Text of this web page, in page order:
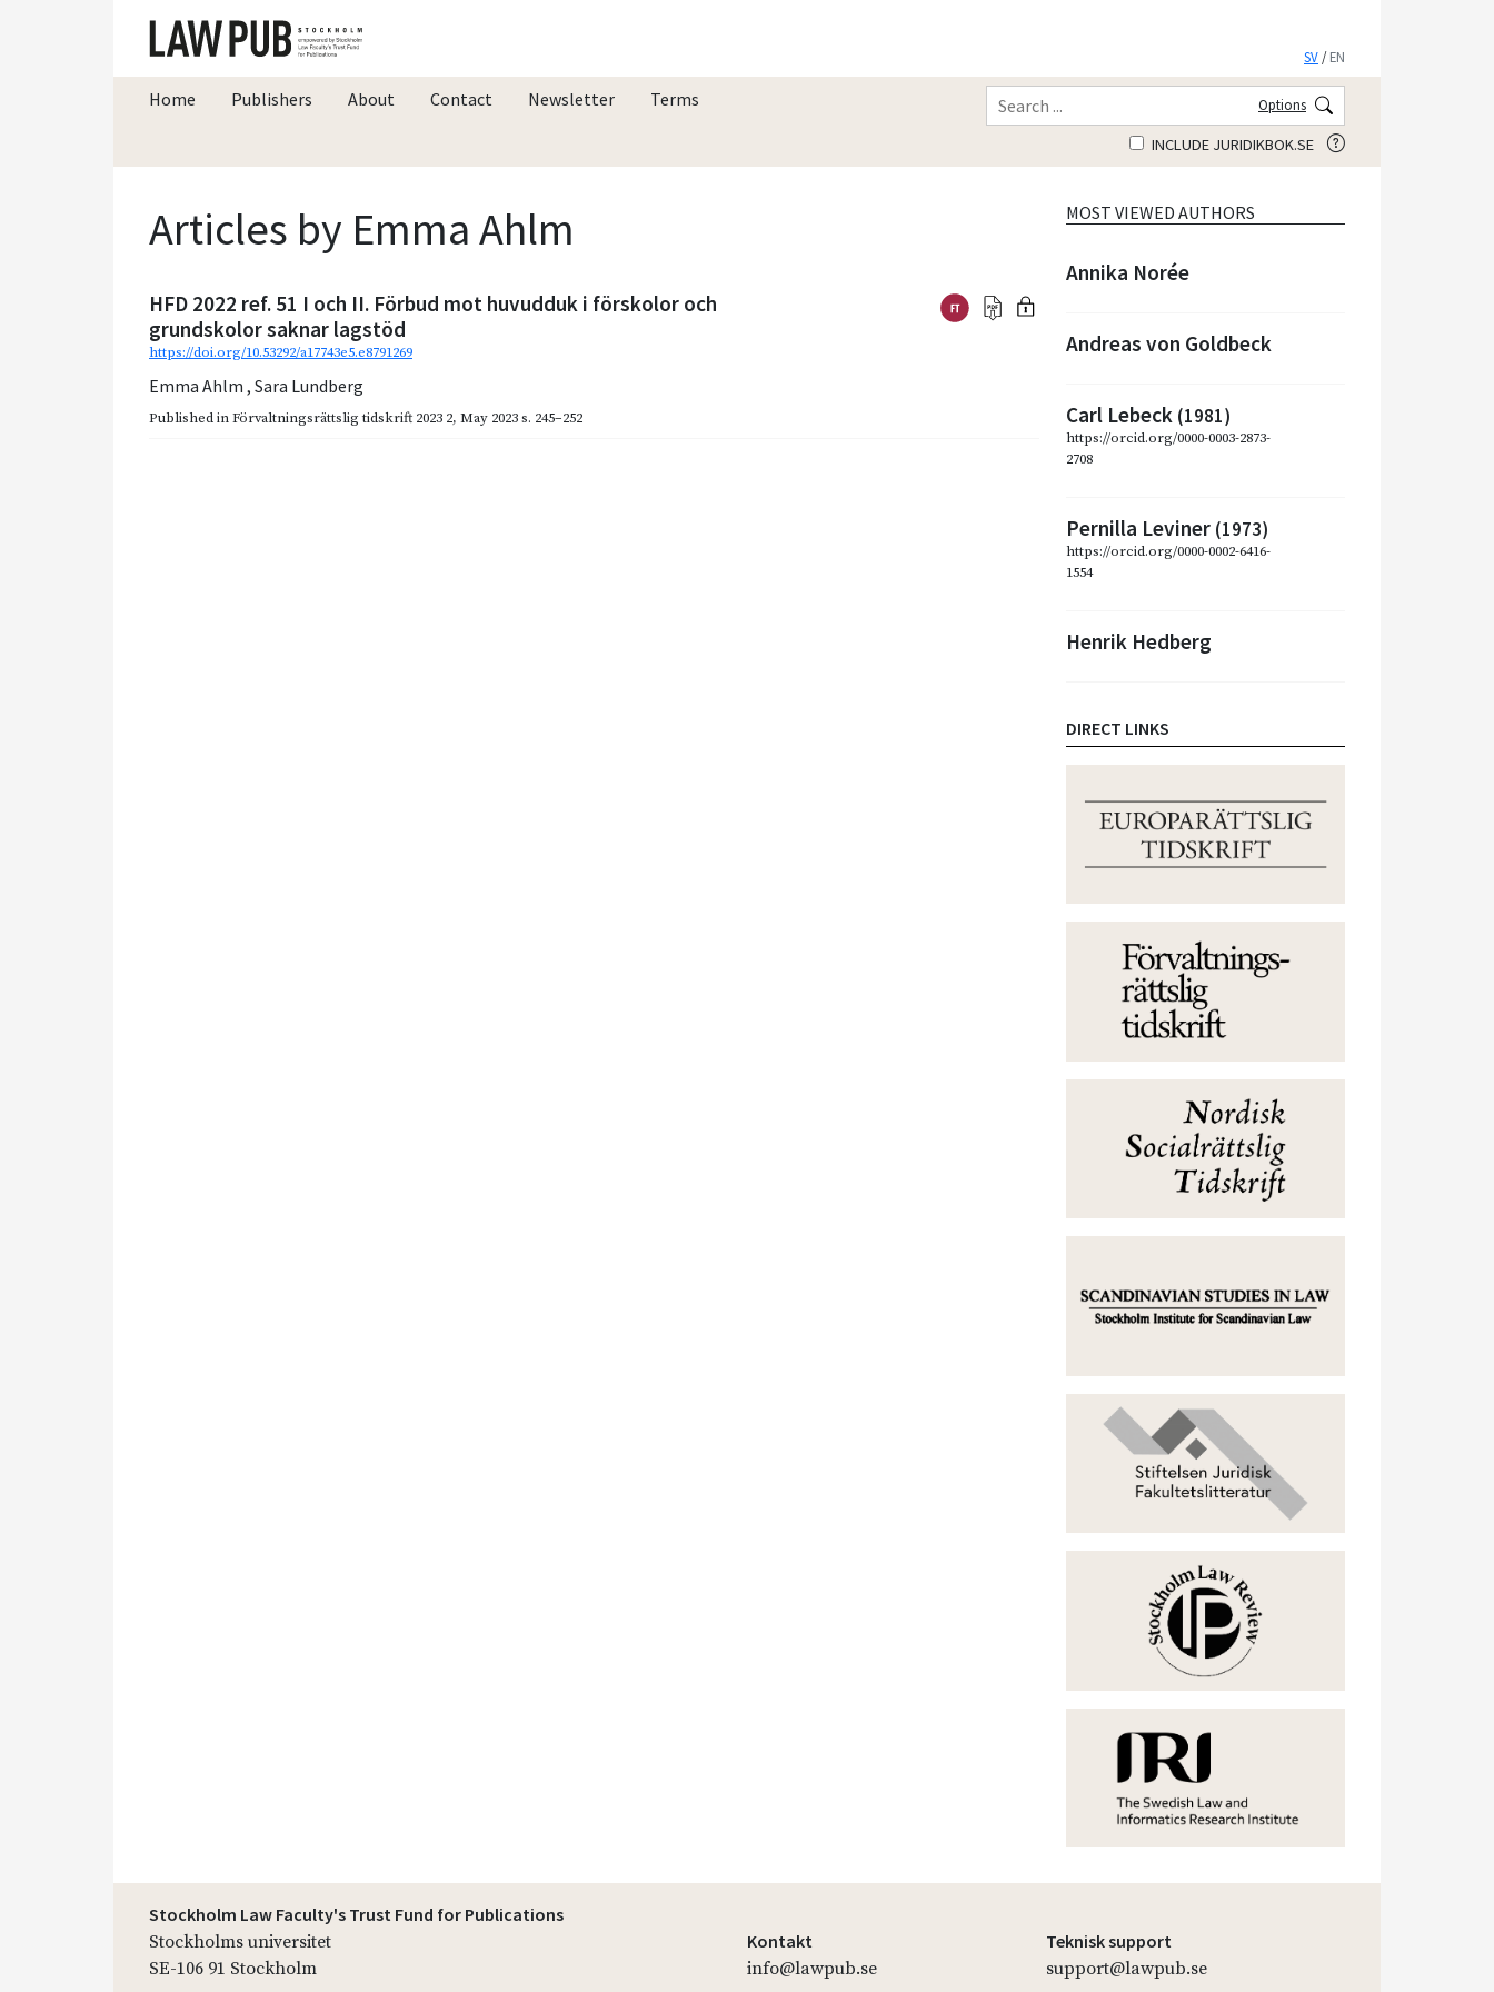
SV /EN
Home Publishers About Contact Newsletter Terms Options
INCLUDE JURIDIKBOK.SE
Articles by Emma Ahlm
HFD 2022 ref. 51 I och II. Förbud mot huvudduk i förskolor och
grundskolor saknar lagstöd
https://doi.org/10.53292/a17743e5.e8791269
Emma Ahlm , Sara Lundberg
Published inFörvaltningsrättslig tidskrift 2023 2, May 2023s. 245–252
MOST VIEWED AUTHORS
Annika Norée
Andreas von Goldbeck
Carl Lebeck (1981)
https://orcid.org/0000-0003-2873-
2708
Pernilla Leviner (1973)
https://orcid.org/0000-0002-6416-
1554
Henrik Hedberg
DIRECT LINKS
Stockholm Law Faculty's Trust Fund for Publications
Stockholms universitet
SE-106 91 Stockholm
Kontakt
info@lawpub.se
Teknisk support
support@lawpub.se